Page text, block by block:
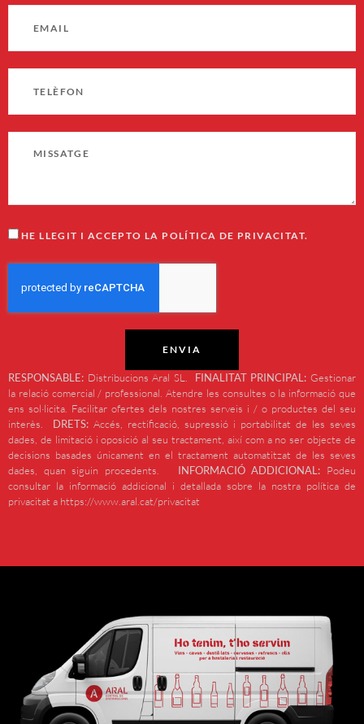
HE LLEGIT I ACCEPTO LA POLÍTICA DE PRIVACITAT.
ENVIA
RESPONSABLE: Distribucions Aral SL. FINALITAT PRINCIPAL: Gestionar
la relació comercial / professional. Atendre les consultes o la informació que
ens sol·licita. Facilitar ofertes dels nostres serveis i / o productes del seu
interès. DRETS: Accés, rectificació, supressió i portabilitat de les seves
dades, de limitació i oposició al seu tractament, així com a no ser objecte de
decisions basades únicament en el tractament automatitzat de les seves
dades, quan siguin procedents. INFORMACIÓ ADDICIONAL: Podeu
consultar la informació addicional i detallada sobre la nostra política de
privacitat a https://www.aral.cat/privacitat